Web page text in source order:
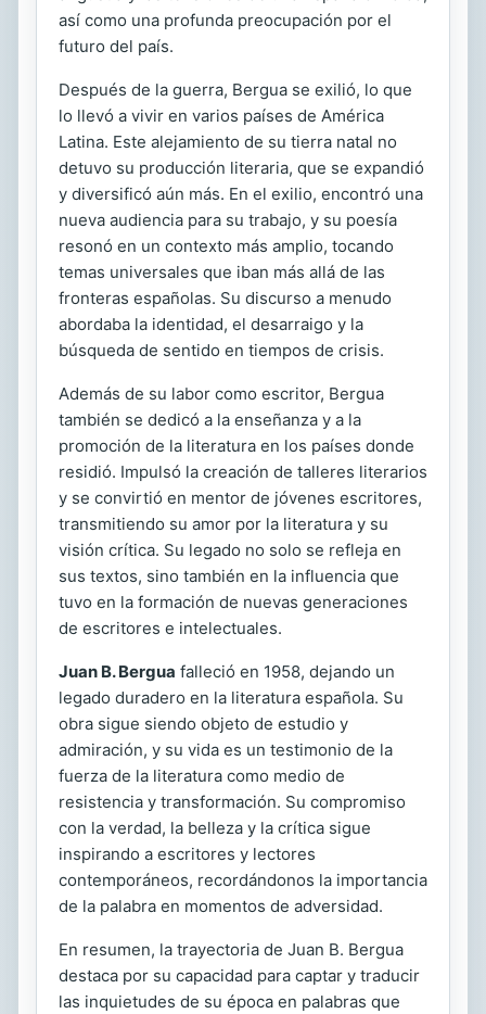
así como una profunda preocupación por el
futuro del país.
Después de la guerra, Bergua se exilió, lo que
lo llevó a vivir en varios países de América
Latina. Este alejamiento de su tierra natal no
detuvo su producción literaria, que se expandió
y diversificó aún más. En el exilio, encontró una
nueva audiencia para su trabajo, y su poesía
resonó en un contexto más amplio, tocando
temas universales que iban más allá de las
fronteras españolas. Su discurso a menudo
abordaba la identidad, el desarraigo y la
búsqueda de sentido en tiempos de crisis.
Además de su labor como escritor, Bergua
también se dedicó a la enseñanza y a la
promoción de la literatura en los países donde
residió. Impulsó la creación de talleres literarios
y se convirtió en mentor de jóvenes escritores,
transmitiendo su amor por la literatura y su
visión crítica. Su legado no solo se refleja en
sus textos, sino también en la influencia que
tuvo en la formación de nuevas generaciones
de escritores e intelectuales.
Juan B. Bergua falleció en 1958, dejando un
legado duradero en la literatura española. Su
obra sigue siendo objeto de estudio y
admiración, y su vida es un testimonio de la
fuerza de la literatura como medio de
resistencia y transformación. Su compromiso
con la verdad, la belleza y la crítica sigue
inspirando a escritores y lectores
contemporáneos, recordándonos la importancia
de la palabra en momentos de adversidad.
En resumen, la trayectoria de Juan B. Bergua
destaca por su capacidad para captar y traducir
las inquietudes de su época en palabras que